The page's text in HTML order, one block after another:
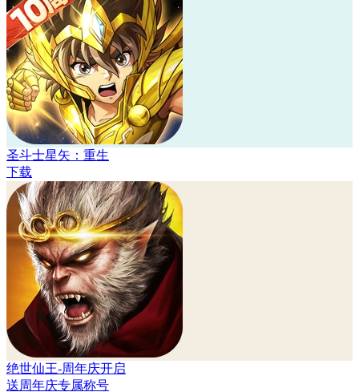
圣斗士星矢：重生
下载
绝世仙王-周年庆开启
送周年庆专属称号